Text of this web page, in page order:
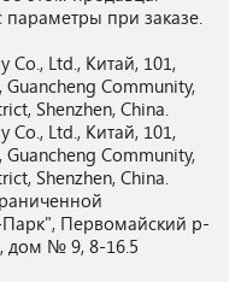
при заказе.
Co., Ltd., Китай, 101,
Community,
Shenzhen, China.
Co., Ltd., Китай, 101,
Community,
Shenzhen, China.
Первомайский р-
дом № 9, 8-16.5